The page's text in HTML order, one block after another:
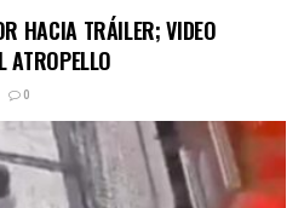
HACIA TRÁILER; VIDEO
ATROPELLO
0